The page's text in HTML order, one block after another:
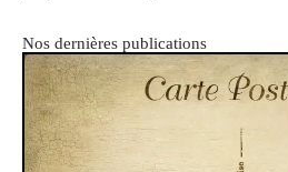
Nos dernières publications